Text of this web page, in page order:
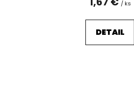
/ ks
DETAIL